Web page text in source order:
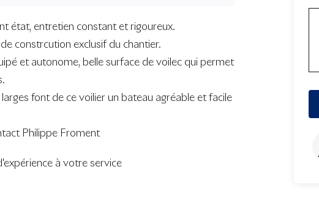
état, entretien constant et rigoureux.
constrcution exclusif du chantier.
et autonome, belle surface de voilec qui permet
font de ce voilier un bateau agréable et facile
Philippe Froment
à votre service